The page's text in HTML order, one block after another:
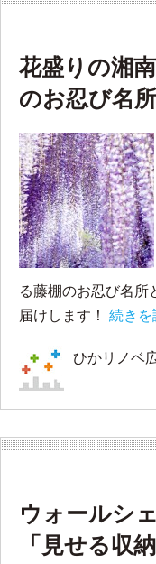
花盛りの湘
のお忍び名
る藤棚のお忍び名所
届けします！ 続きを
ひかリノベ
ウォールシ
「見せる収